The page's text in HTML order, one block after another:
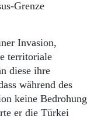
Grenze
Invasion,
territoriale
diese ihre
während des
keine Bedrohung
er die Türkei